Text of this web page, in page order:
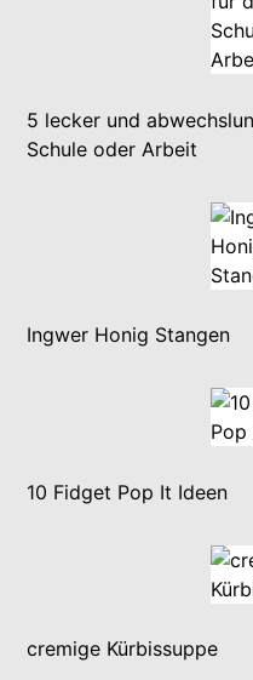
5 lecker und
Schule oder Arbeit
Ingwer Honig Stangen
10 Fidget Pop It Ideen
cremige Kürbissuppe